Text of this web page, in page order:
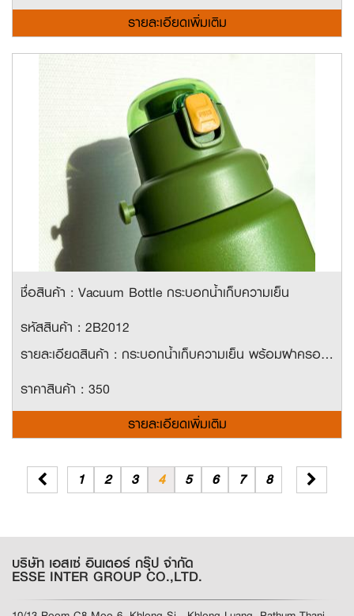
รายละเอียดเพิ่มเติม
ชื่อสินค้า : Vacuum Bottle กระบอกน้ำเก็บความเย็น
รหัสสินค้า : 2B2012
รายละเอียดสินค้า : กระบอกน้ำเก็บความเย็น พร้อมฝาครอบสีใส + ฟรี ! หลอดยางภายในขวด และสายสะพาย Material : 304Stainless steel มี 3 ขนาด ขนาด 430ml ราคา 350 บาท ขนาด 580ml ราคา 400 บาท ขนาด 1000ml ราคา 500 บาท
ราคาสินค้า : 350
รายละเอียดเพิ่มเติม
1 2 3 4 5 6 7 8
บริษัท เอสเซ่ อินเตอร์ กรุ๊ป จำกัด
ESSE INTER GROUP CO.,LTD.